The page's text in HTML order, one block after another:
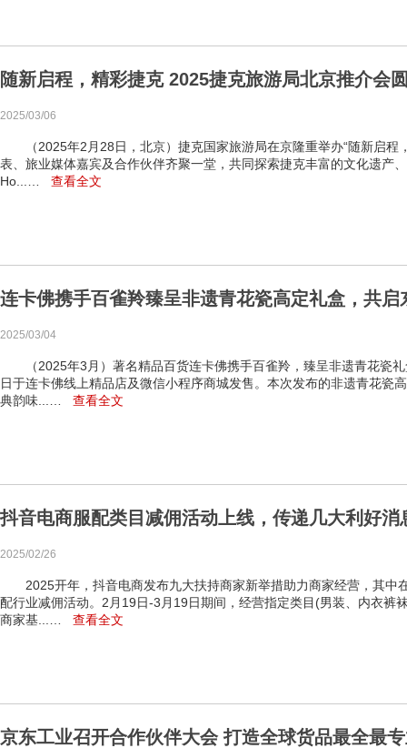
随新启程，精彩捷克 2025捷克旅游局北京推介会
2025/03/06
（2025年2月28日，北京）捷克国家旅游局在京隆重举办“随新启程
表、旅业媒体嘉宾及合作伙伴齐聚一堂，共同探索捷克丰富的文化遗产
Ho...… 查看全文
连卡佛携手百雀羚臻呈非遗青花瓷高定礼盒，共启
2025/03/04
（2025年3月）著名精品百货连卡佛携手百雀羚，臻呈非遗青花瓷
日于连卡佛线上精品店及微信小程序商城发售。本次发布的非遗青花瓷
典韵味...… 查看全文
抖音电商服配类目减佣活动上线，传递几大利好消
2025/02/26
2025开年，抖音电商发布九大扶持商家新举措助力商家经营，其中
配行业减佣活动。2月19日-3月19日期间，经营指定类目(男装、内衣裤
商家基...… 查看全文
京东工业召开合作伙伴大会 打造全球货品最全最